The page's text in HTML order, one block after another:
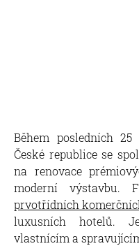
Během posledních
České republice se
na renovace
moderní výstavbu.
prvotřídních
luxusních hotelů.
vlastnícím a